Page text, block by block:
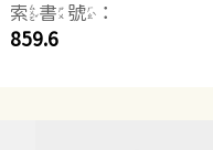
索書號：
859.6